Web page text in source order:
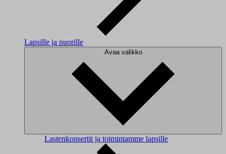
Lapsille ja nuorille
Avaa valikko
Lastenkonsertit ja toimintamme lapsille